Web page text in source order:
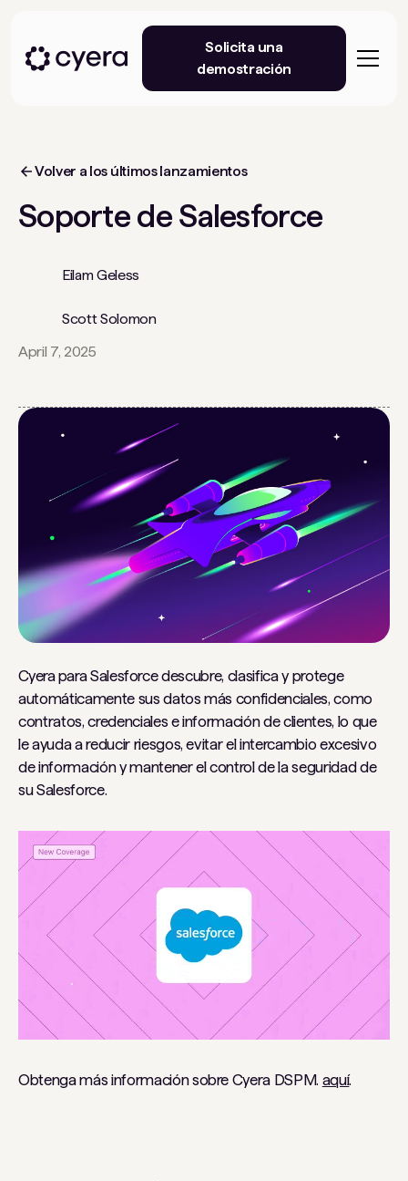
Solicita una
demostración
Volver a los últimos lanzamientos
Soporte de Salesforce
Eilam Geless
Scott Solomon
April 7, 2025
Cyera para Salesforce descubre, clasifica y protege
automáticamente sus datos más confidenciales, como
contratos, credenciales e información de clientes, lo que
le ayuda a reducir riesgos, evitar el intercambio excesivo
de información y mantener el control de la seguridad de
su Salesforce.
Obtenga más información sobre Cyera DSPM. aquí.